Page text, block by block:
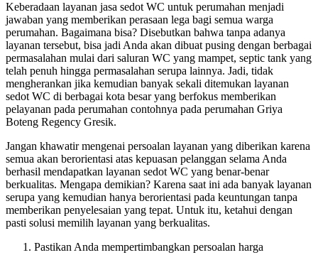
Keberadaan layanan jasa sedot WC untuk perumahan menjadi
jawaban yang memberikan perasaan lega bagi semua warga
perumahan. Bagaimana bisa? Disebutkan bahwa tanpa adanya
layanan tersebut, bisa jadi Anda akan dibuat pusing dengan berbagai
permasalahan mulai dari saluran WC yang mampet, septic tank yang
telah penuh hingga permasalahan serupa lainnya. Jadi, tidak
mengherankan jika kemudian banyak sekali ditemukan layanan
sedot WC di berbagai kota besar yang berfokus memberikan
pelayanan pada perumahan contohnya pada perumahan Griya
Boteng Regency Gresik.
Jangan khawatir mengenai persoalan layanan yang diberikan karena
semua akan berorientasi atas kepuasan pelanggan selama Anda
berhasil mendapatkan layanan sedot WC yang benar-benar
berkualitas. Mengapa demikian? Karena saat ini ada banyak layanan
serupa yang kemudian hanya berorientasi pada keuntungan tanpa
memberikan penyelesaian yang tepat. Untuk itu, ketahui dengan
pasti solusi memilih layanan yang berkualitas.
Pastikan Anda mempertimbangkan persoalan harga